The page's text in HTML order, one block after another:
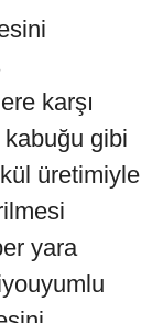
karşı
gibi
üretimiyle
yara